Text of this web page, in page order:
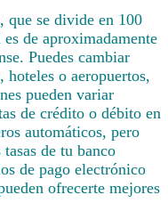
que se divide en 100
de aproximadamente
Puedes cambiar
hoteles o aeropuertos,
pueden variar
de crédito o débito en
automáticos, pero
de tu banco
de pago electrónico
ofrecerte mejores